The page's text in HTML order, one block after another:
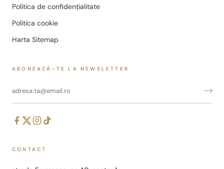
Politica de confidențialitate
Politica cookie
Harta Sitemap
ABONEAZĂ-TE LA NEWSLETTER
CONTACT